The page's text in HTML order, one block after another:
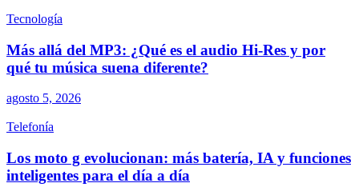
Tecnología
Más allá del MP3: ¿Qué es el audio Hi-Res y por
qué tu música suena diferente?
agosto 5, 2026
Telefonía
Los moto g evolucionan: más batería, IA y funciones
inteligentes para el día a día